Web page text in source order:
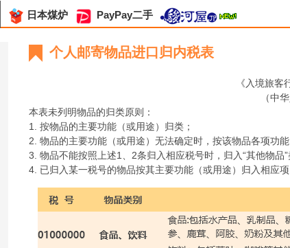
日本煤炉 PayPay二手
个人邮寄物品进口归内税表
《入境旅客
（中
本表未列明物品的归类原则：
1. 按物品的主要功能（或用途）归类；
2. 物品的主要功能（或用途）无法确定时，按该物品各项功
3. 物品不能按照上述1、2条归入相应税号时，归入“其他物品”
4. 已归入某一税号的物品按其主要功能（或用途）归入相应